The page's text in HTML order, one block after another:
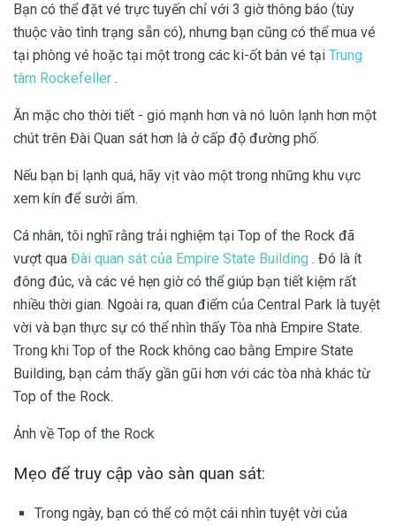
Bạn có thể đặt vé trực tuyến chỉ với 3 giờ thông báo (tùy
thuộc vào tình trạng sẵn có), nhưng bạn cũng có thể mua vé
tại phòng vé hoặc tại một trong các ki-ốt bán vé tại Trung
tâm Rockefeller .
Ăn mặc cho thời tiết - gió mạnh hơn và nó luôn lạnh hơn một
chút trên Đài Quan sát hơn là ở cấp độ đường phố.
Nếu bạn bị lạnh quá, hãy vịt vào một trong những khu vực
xem kín để sưởi ấm.
Cá nhân, tôi nghĩ rằng trải nghiệm tại Top of the Rock đã
vượt qua Đài quan sát của Empire State Building . Đó là ít
đông đúc, và các vé hẹn giờ có thể giúp bạn tiết kiệm rất
nhiều thời gian. Ngoài ra, quan điểm của Central Park là tuyệt
vời và bạn thực sự có thể nhìn thấy Tòa nhà Empire State.
Trong khi Top of the Rock không cao bằng Empire State
Building, bạn cảm thấy gần gũi hơn với các tòa nhà khác từ
Top of the Rock.
Ảnh về Top of the Rock
Mẹo để truy cập vào sàn quan sát:
Trong ngày, bạn có thể có một cái nhìn tuyệt vời của